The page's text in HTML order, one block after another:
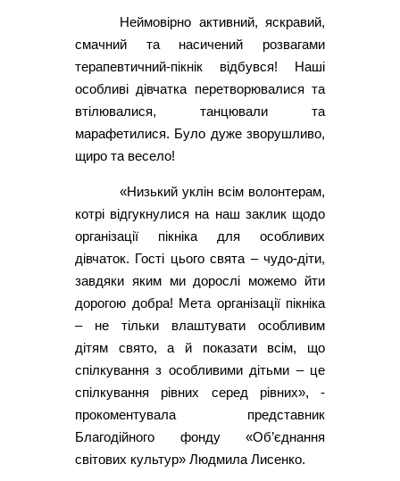
Неймовірно активний, яскравий,
смачний та насичений розвагами
терапевтичний-пікнік відбувся! Наші
особливі дівчатка перетворювалися та
втілювалися, танцювали та
марафетилися. Було дуже зворушливо,
щиро та весело!
«Низький уклін всім волонтерам,
котрі відгукнулися на наш заклик щодо
організації пікніка для особливих
дівчаток. Гості цього свята – чудо-діти,
завдяки яким ми дорослі можемо йти
дорогою добра! Мета організації пікніка
– не тільки влаштувати особливим
дітям свято, а й показати всім, що
спілкування з особливими дітьми – це
спілкування рівних серед рівних», -
прокоментувала представник
Благодійного фонду «Об’єднання
світових культур» Людмила Лисенко.